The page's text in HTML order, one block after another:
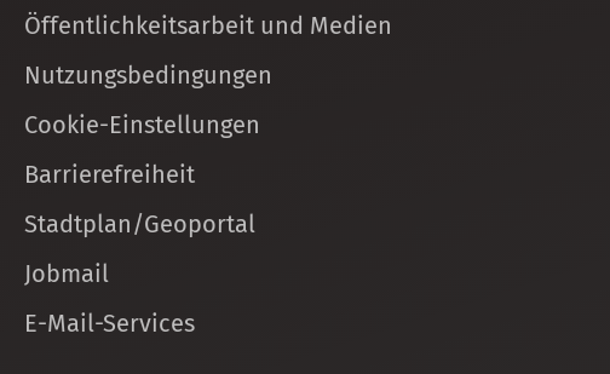
Öffentlichkeitsarbeit und Medien
Nutzungsbedingungen
Cookie-Einstellungen
Barrierefreiheit
Stadtplan/Geoportal
Jobmail
E-Mail-Services